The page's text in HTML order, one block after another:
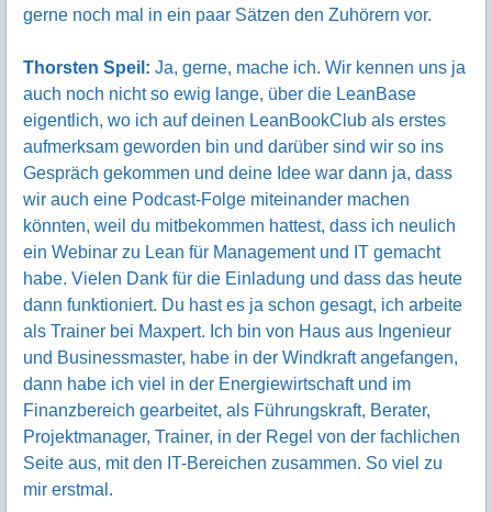
gerne noch mal in ein paar Sätzen den Zuhörern vor.
Thorsten Speil: Ja, gerne, mache ich. Wir kennen uns ja
auch noch nicht so ewig lange, über die LeanBase
eigentlich, wo ich auf deinen LeanBookClub als erstes
aufmerksam geworden bin und darüber sind wir so ins
Gespräch gekommen und deine Idee war dann ja, dass
wir auch eine Podcast-Folge miteinander machen
könnten, weil du mitbekommen hattest, dass ich neulich
ein Webinar zu Lean für Management und IT gemacht
habe. Vielen Dank für die Einladung und dass das heute
dann funktioniert. Du hast es ja schon gesagt, ich arbeite
als Trainer bei Maxpert. Ich bin von Haus aus Ingenieur
und Businessmaster, habe in der Windkraft angefangen,
dann habe ich viel in der Energiewirtschaft und im
Finanzbereich gearbeitet, als Führungskraft, Berater,
Projektmanager, Trainer, in der Regel von der fachlichen
Seite aus, mit den IT-Bereichen zusammen. So viel zu
mir erstmal.